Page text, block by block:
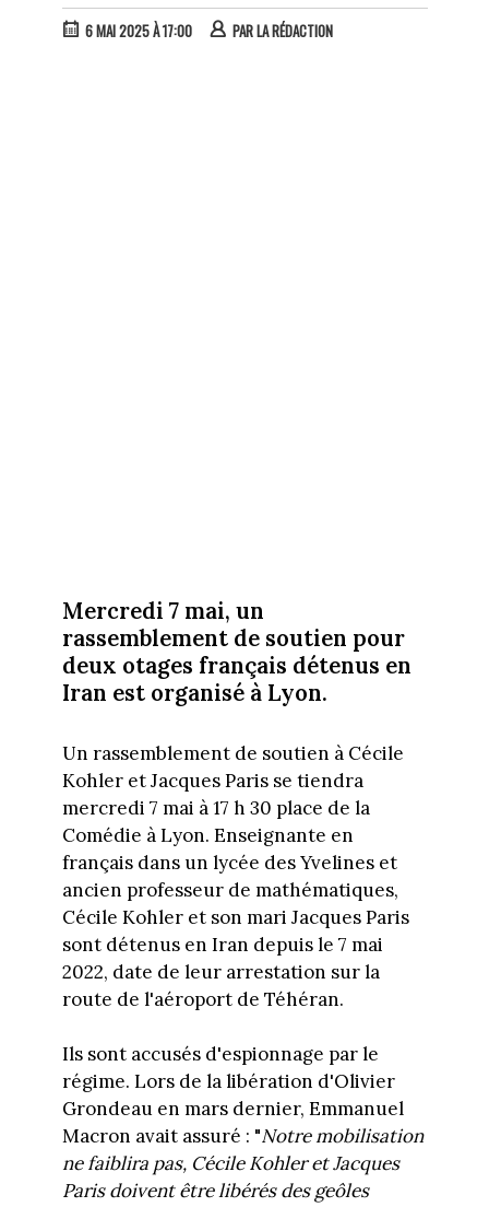
6 MAI 2025 À 17:00 PARLA RÉDACTION
Mercredi 7 mai, un
rassemblement de soutien pour
deux otages français détenus en
Iran est organisé à Lyon.
Un rassemblement de soutien à Cécile
Kohler et Jacques Paris se tiendra
mercredi 7 mai à 17 h 30 place de la
Comédie à Lyon. Enseignante en
français dans un lycée des Yvelines et
ancien professeur de mathématiques,
Cécile Kohler et son mari Jacques Paris
sont détenus en Iran depuis le 7 mai
2022, date de leur arrestation sur la
route de l'aéroport de Téhéran.
Ils sont accusés d'espionnage par le
régime. Lors de la libération d'Olivier
Grondeau en mars dernier, Emmanuel
Macron avait assuré : "Notre mobilisation
ne faiblira pas, Cécile Kohler et Jacques
Paris doivent être libérés des geôles